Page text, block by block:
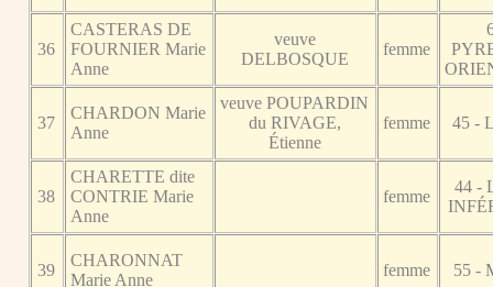
36
CASTERAS DE
FOURNIER Marie
Anne
veuve
DELBOSQUE
femme
37
CHARDON Marie
Anne
veuve POUPARDIN
du RIVAGE,
Étienne
femme 45 -
38
CHARETTE dite
CONTRIE Marie
Anne
femme
44 -
39
CHARONNAT
Marie Anne
femme 55 -